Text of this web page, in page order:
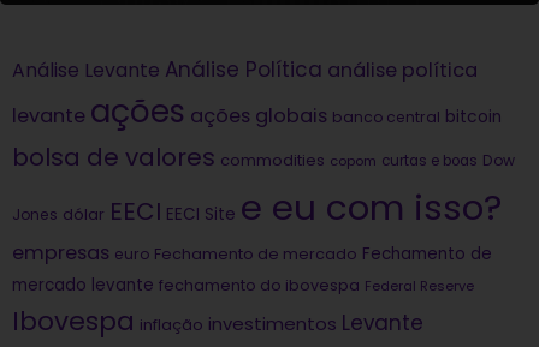
Análise Levante Análise Política análise política
levante ações ações globais banco central bitcoin
bolsa de valores commodities copom curtas e boas Dow
Jones dólar EECI EECI Site e eu com isso?
empresas euro Fechamento de mercado Fechamento de
mercado levante fechamento do ibovespa Federal Reserve
Ibovespa inflação investimentos Levante